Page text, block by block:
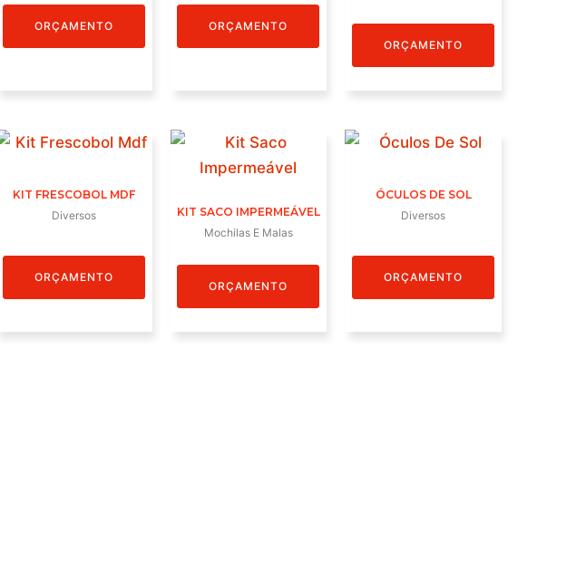
ORÇAMENTO ORÇAMENTO
ORÇAMENTO
KIT FRESCOBOL MDF
Diversos
ORÇAMENTO
KIT SACO IMPERMEÁVEL
Mochilas E Malas
ORÇAMENTO
ÓCULOS DE SOL
Diversos
ORÇAMENTO